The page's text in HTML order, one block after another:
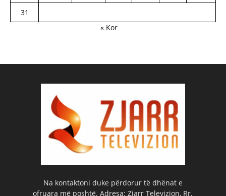
31
« Kor
Na kontaktoni duke përdorur të dhënat e
ofruara më poshtë. Adresa: Zjarr Televizion, Rr.